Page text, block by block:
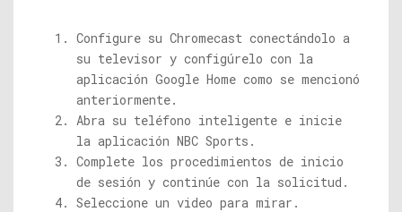
Configure su Chromecast conectándolo a
su televisor y configúrelo con la
aplicación Google Home como se mencionó
anteriormente.
Abra su teléfono inteligente e inicie
la aplicación NBC Sports.
Complete los procedimientos de inicio
de sesión y continúe con la solicitud.
Seleccione un video para mirar.